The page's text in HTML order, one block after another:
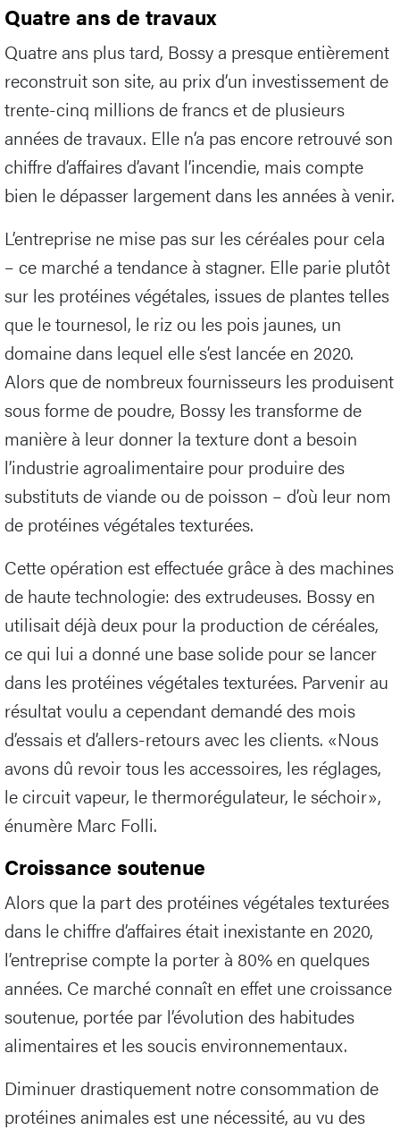
Quatre ans de travaux
Quatre ans plus tard, Bossy a presque entièrement
reconstruit son site, au prix d’un investissement de
trente-cinq millions de francs et de plusieurs
années de travaux. Elle n’a pas encore retrouvé son
chiffre d’affaires d’avant l’incendie, mais compte
bien le dépasser largement dans les années à venir.
L’entreprise ne mise pas sur les céréales pour cela
– ce marché a tendance à stagner. Elle parie plutôt
sur les protéines végétales, issues de plantes telles
que le tournesol, le riz ou les pois jaunes, un
domaine dans lequel elle s’est lancée en 2020.
Alors que de nombreux fournisseurs les produisent
sous forme de poudre, Bossy les transforme de
manière à leur donner la texture dont a besoin
l’industrie agroalimentaire pour produire des
substituts de viande ou de poisson – d’où leur nom
de protéines végétales texturées.
Cette opération est effectuée grâce à des machines
de haute technologie: des extrudeuses. Bossy en
utilisait déjà deux pour la production de céréales,
ce qui lui a donné une base solide pour se lancer
dans les protéines végétales texturées. Parvenir au
résultat voulu a cependant demandé des mois
d’essais et d’allers-retours avec les clients. «Nous
avons dû revoir tous les accessoires, les réglages,
le circuit vapeur, le thermorégulateur, le séchoir»,
énumère Marc Folli.
Croissance soutenue
Alors que la part des protéines végétales texturées
dans le chiffre d’affaires était inexistante en 2020,
l’entreprise compte la porter à 80% en quelques
années. Ce marché connaît en effet une croissance
soutenue, portée par l’évolution des habitudes
alimentaires et les soucis environnementaux.
Diminuer drastiquement notre consommation de
protéines animales est une nécessité, au vu des